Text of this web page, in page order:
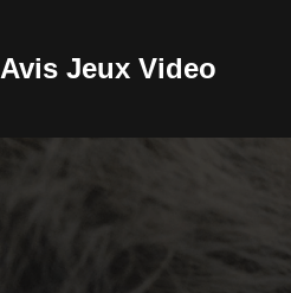
Avis Jeux Video